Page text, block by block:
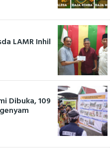
LAMR Inhil
Dibuka, 109